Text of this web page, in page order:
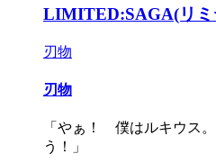
LIMITED:SAGA(リミ
刃物
刃物
「やぁ！ 僕はルキウス
う！」